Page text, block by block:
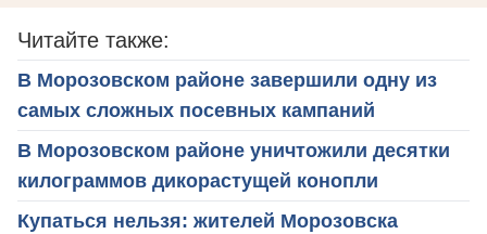
Читайте также:
В Морозовском районе завершили одну из
самых сложных посевных кампаний
В Морозовском районе уничтожили десятки
килограммов дикорастущей конопли
Купаться нельзя: жителей Морозовска